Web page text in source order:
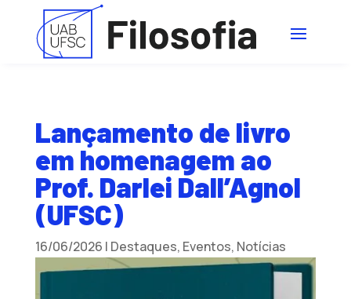
Lançamento de livro
em homenagem ao
Prof. Darlei Dall’Agnol
(UFSC)
16/06/2026 | Destaques, Eventos, Notícias